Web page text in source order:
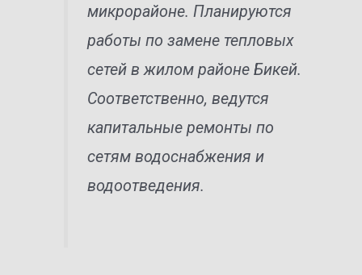
микрорайоне. Планируются
работы по замене тепловых
сетей в жилом районе Бикей.
Соответственно, ведутся
капитальные ремонты по
сетям водоснабжения и
водоотведения.